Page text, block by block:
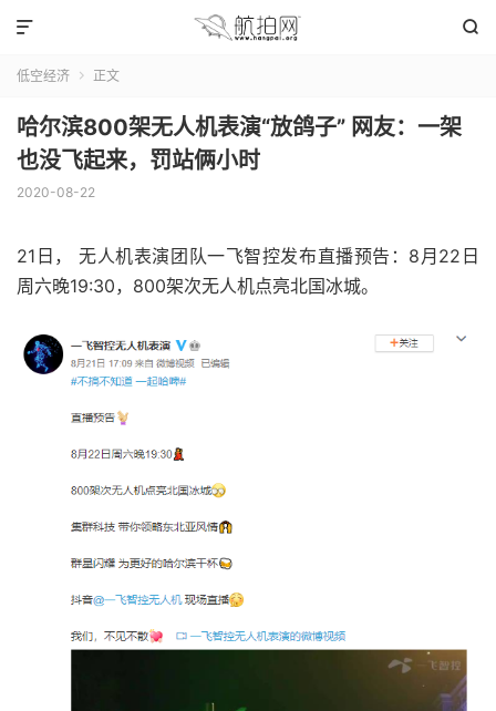


低空经济  正文
哈尔滨800架无人机表演“放鸽子” 网友：一架
也没飞起来，罚站俩小时
2020-08-22
21日， 无人机表演团队一飞智控发布直播预告：8月22日
周六晚19:30，800架次无人机点亮北国冰城。